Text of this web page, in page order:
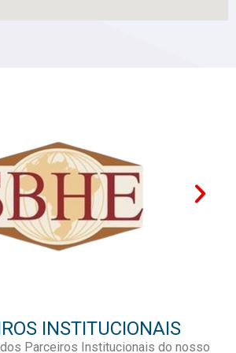
INSTITUCIONAIS
Parceiros Institucionais do nosso